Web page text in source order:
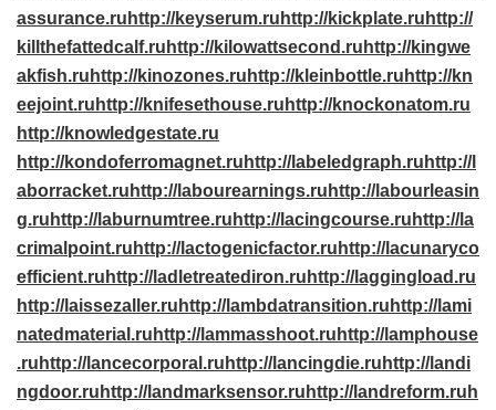
assurance.ru http://keyserum.ru http://kickplate.ru http://
killthefattedcalf.ru http://kilowattsecond.ru http://kingwe
akfish.ru http://kinozones.ru http://kleinbottle.ru http://kn
eejoint.ru http://knifesethouse.ru http://knockonatom.ru
http://knowledgestate.ru
http://kondoferromagnet.ru http://labeledgraph.ru http://l
aborracket.ru http://labourearnings.ru http://labourleasin
g.ru http://laburnumtree.ru http://lacingcourse.ru http://la
crimalpoint.ru http://lactogenicfactor.ru http://lacunaryco
efficient.ru http://ladletreatediron.ru http://laggingload.ru
http://laissezaller.ru http://lambdatransition.ru http://lami
natedmaterial.ru http://lammasshoot.ru http://lamphouse
.ru http://lancecorporal.ru http://lancingdie.ru http://landi
ngdoor.ru http://landmarksensor.ru http://landreform.ru h